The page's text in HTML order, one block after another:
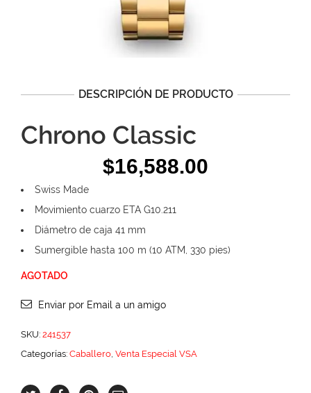
DESCRIPCIÓN DE PRODUCTO
Chrono Classic
$16,588.00
Swiss Made
Movimiento cuarzo ETA G10.211
Diámetro de caja 41 mm
Sumergible hasta 100 m (10 ATM, 330 pies)
AGOTADO
Enviar por Email a un amigo
SKU: 241537
Categorías: Caballero, Venta Especial VSA